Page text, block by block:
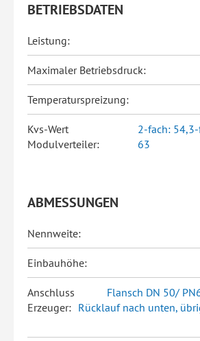
BETRIEBSDATEN
Leistung:
Maximaler Betriebsdruck:
Temperaturspreizung:
Kvs-Wert
Modulverteiler:
2-fach:
63
ABMESSUNGEN
Nennweite:
Einbauhöhe:
Anschluss
Erzeuger:
Flansch DN 50/
Rücklauf nach unten,